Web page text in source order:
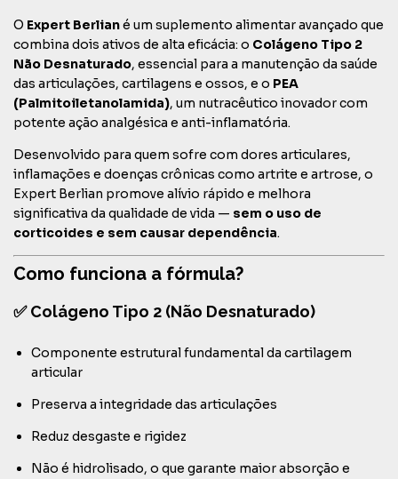
O Expert Berliané um suplemento alimentar avançado que
combina dois ativos de alta eficácia: o Colágeno Tipo 2
Não Desnaturado, essencial para a manutenção da saúde
das articulações, cartilagens e ossos, e o PEA
(Palmitoiletanolamida), um nutracêutico inovador com
potente ação analgésica e anti-inflamatória.
Desenvolvido para quem sofre com dores articulares,
inflamações e doenças crônicas como artrite e artrose, o
Expert Berlian promove alívio rápido e melhora
significativa da qualidade de vida — sem o uso de
corticoides e sem causar dependência.
Como funciona a fórmula?
✅ Colágeno Tipo 2 (Não Desnaturado)
Componente estrutural fundamental da cartilagem
articular
Preserva a integridade das articulações
Reduz desgaste e rigidez
Não é hidrolisado, o que garante maior absorção e